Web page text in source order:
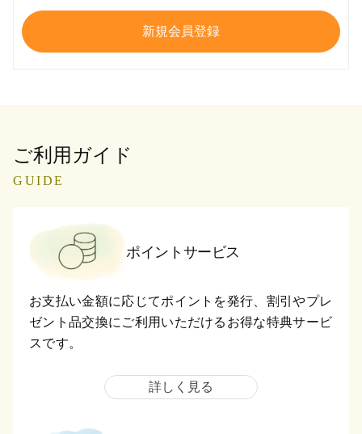
ご利用ガイド
GUIDE
ポイントサービス
お支払い金額に応じてポイントを発行、割引やプレ
ゼント品交換にご利用いただけるお得な特典サービ
スです。
詳しく見る